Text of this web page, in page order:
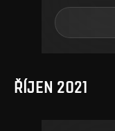
ŘÍJEN 2021